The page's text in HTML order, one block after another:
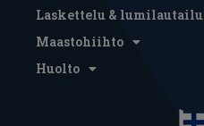
Laskettelu & lumilautailu
Maastohiihto
Huolto